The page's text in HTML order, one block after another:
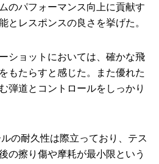
のパフォーマンス向上に貢献す
とレスポンスの良さを挙げた。
ショットにおいては、確かな飛
もたらすと感じた。また優れた
弾道とコントロールをしっかり
の耐久性は際立っており、テス
の擦り傷や摩耗が最小限という
とは？